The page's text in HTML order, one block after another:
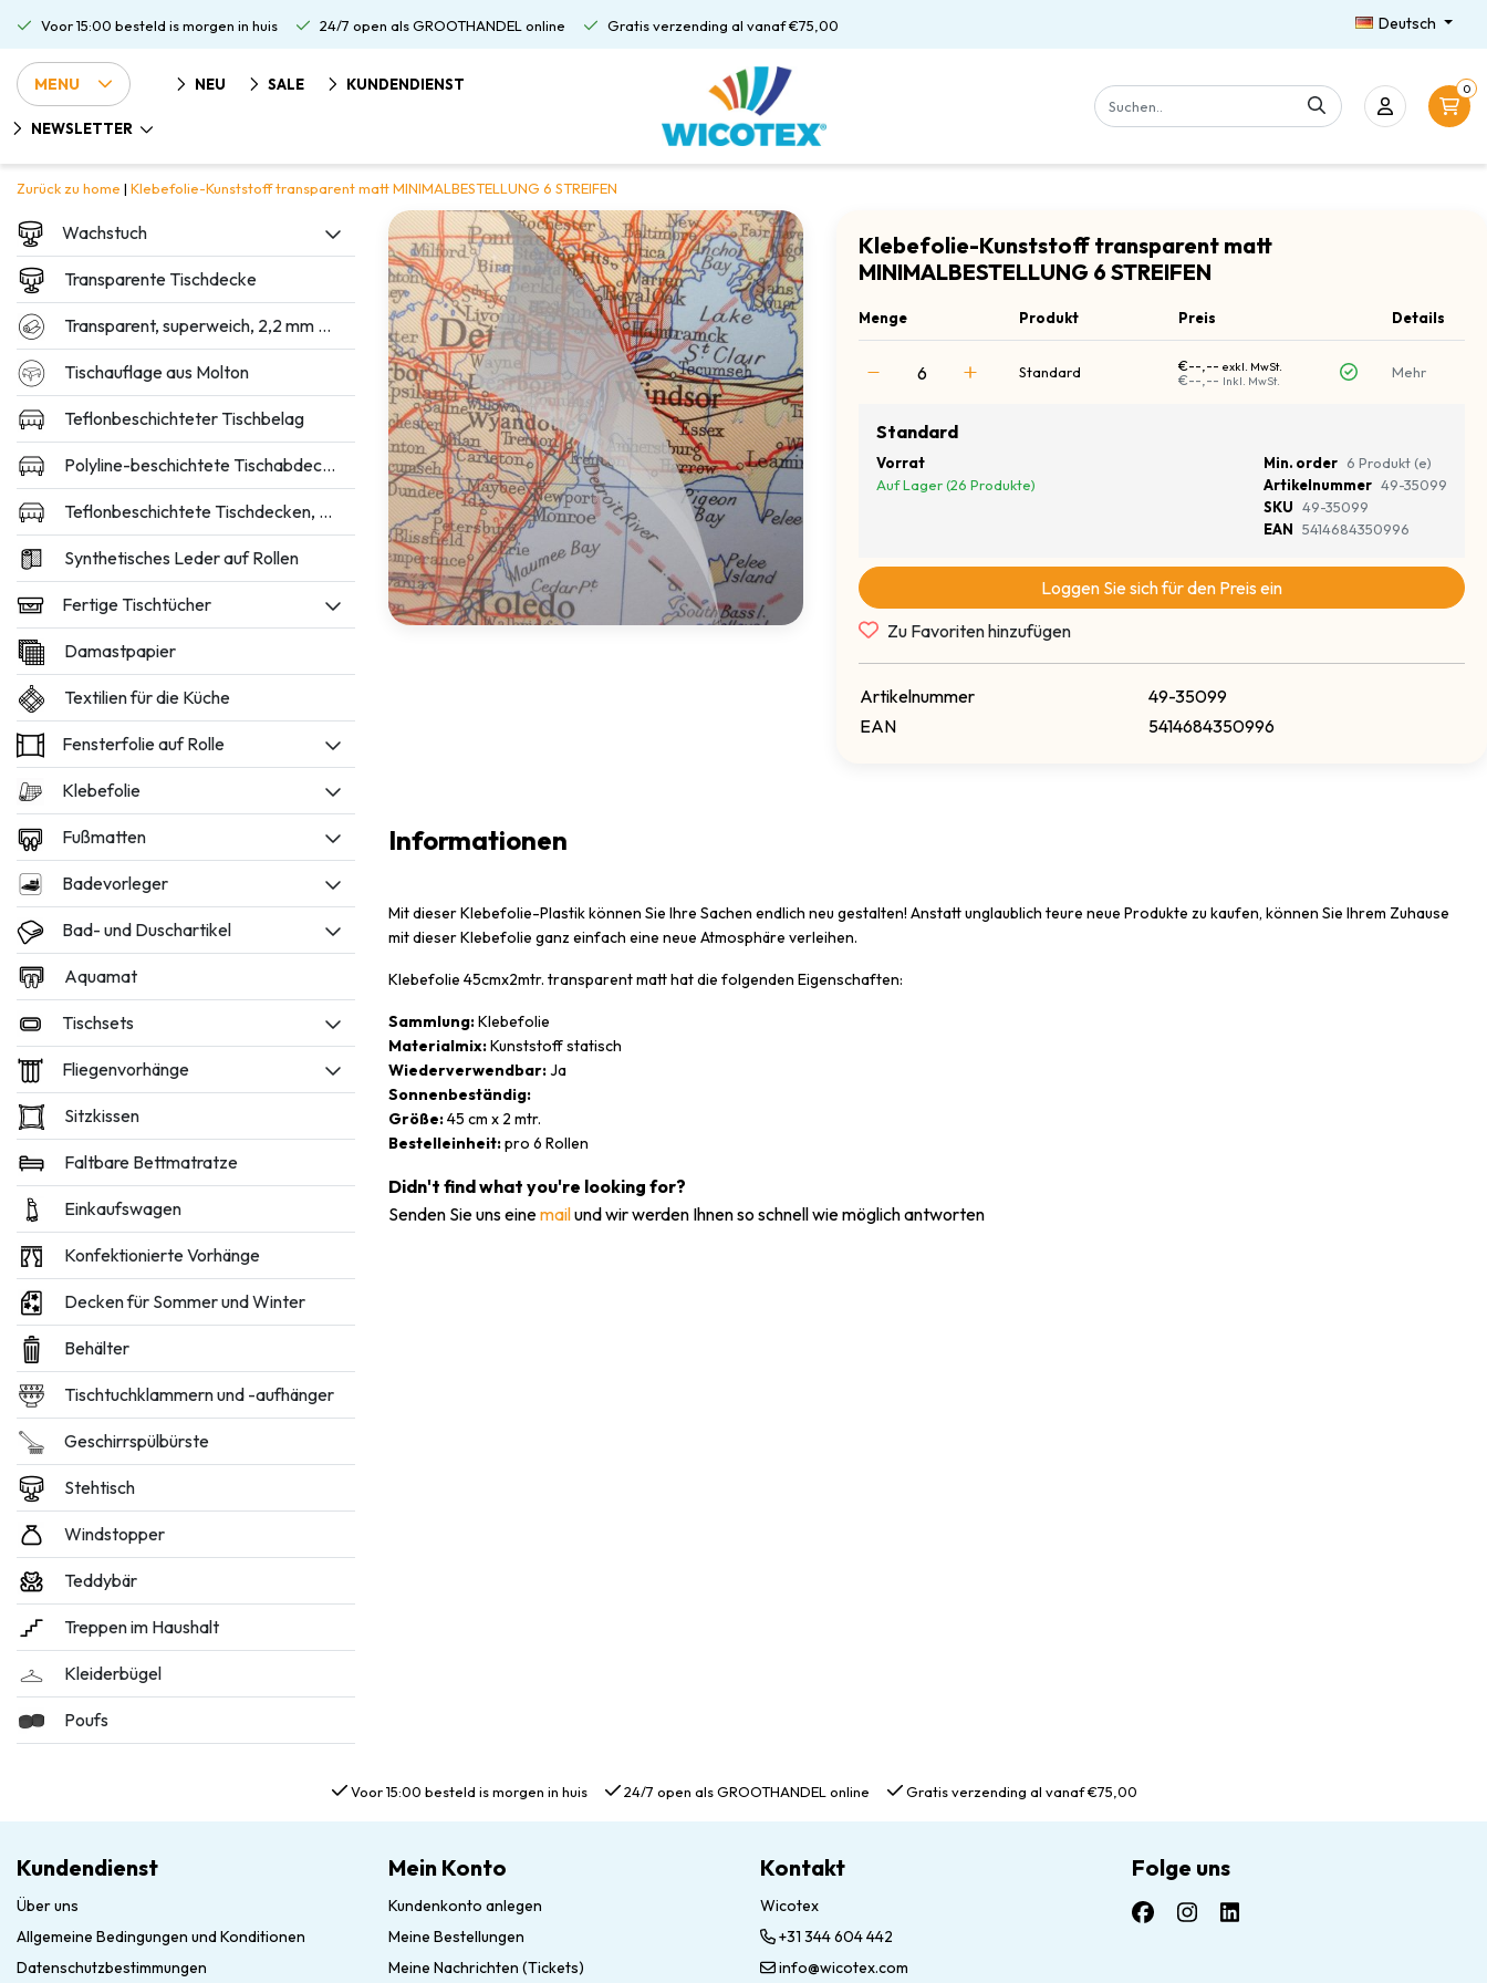
Voor 15:00 besteld is morgen in huis 24/7 open als GROOTHANDEL online Gratis verzending al vanaf €75,00 Deutsch
MENU NEU SALE KUNDENDIENST
NEWSLETTER
0
Zurück zu home | Klebefolie-Kunststoff transparent matt MINIMALBESTELLUNG 6 STREIFEN
Wachstuch
Transparente Tischdecke
Transparent, superweich, 2,2 mm dick
Tischauflage aus Molton
Teflonbeschichteter Tischbelag
Polyline-beschichtete Tischabdeckung
Teflonbeschichtete Tischdecken, 160 und 180 cm breit
Synthetisches Leder auf Rollen
Fertige Tischtücher
Damastpapier
Textilien für die Küche
Fensterfolie auf Rolle
Klebefolie
Fußmatten
Badevorleger
Bad- und Duschartikel
Aquamat
Tischsets
Fliegenvorhänge
Sitzkissen
Faltbare Bettmatratze
Einkaufswagen
Konfektionierte Vorhänge
Decken für Sommer und Winter
Behälter
Tischtuchklammern und -aufhänger
Geschirrspülbürste
Stehtisch
Windstopper
Teddybär
Treppen im Haushalt
Kleiderbügel
Poufs
Klebefolie-Kunststoff transparent matt
MINIMALBESTELLUNG 6 STREIFEN
Menge Produkt Preis Details
Standard €--,-- exkl. MwSt.
€--,-- Inkl. MwSt. Mehr
Standard
Vorrat
Auf Lager (26 Produkte)
Min. order 6 Produkt (e)
Artikelnummer 49-35099
SKU 49-35099
EAN 5414684350996
Loggen Sie sich für den Preis ein
Zu Favoriten hinzufügen
Artikelnummer
49-35099
EAN
5414684350996
Informationen
Mit dieser Klebefolie-Plastik können Sie Ihre Sachen endlich neu gestalten! Anstatt unglaublich teure neue Produkte zu kaufen, können Sie Ihrem Zuhause
mit dieser Klebefolie ganz einfach eine neue Atmosphäre verleihen.
Klebefolie 45cmx2mtr. transparent matt hat die folgenden Eigenschaften:
Sammlung:Klebefolie
Materialmix:Kunststoff statisch
Wiederverwendbar:Ja
Sonnenbeständig:
Größe:45 cm x 2 mtr.
Bestelleinheit:pro 6 Rollen
Didn't find what you're looking for?
Senden Sie uns einemailund wir werden Ihnen so schnell wie möglich antworten
Voor 15:00 besteld is morgen in huis 24/7 open als GROOTHANDEL online Gratis verzending al vanaf €75,00
Kundendienst
Über uns
Allgemeine Bedingungen und Konditionen
Datenschutzbestimmungen
Mein Konto
Kundenkonto anlegen
Meine Bestellungen
Meine Nachrichten (Tickets)
Kontakt
Wicotex
+31 344 604 442
info@wicotex.com
Folge uns